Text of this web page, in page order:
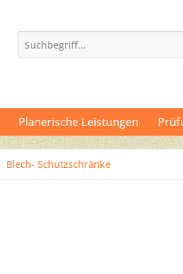
Planerische Leistungen
Blech- Schutzschränke